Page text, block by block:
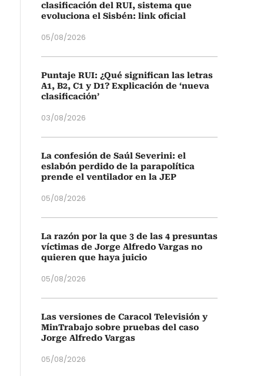
clasificación del RUI, sistema que
evoluciona el Sisbén: link oficial
05/08/2026
Puntaje RUI: ¿Qué significan las letras
A1, B2, C1 y D1? Explicación de ‘nueva
clasificación’
03/08/2026
La confesión de Saúl Severini: el
eslabón perdido de la parapolítica
prende el ventilador en la JEP
05/08/2026
La razón por la que 3 de las 4 presuntas
víctimas de Jorge Alfredo Vargas no
quieren que haya juicio
05/08/2026
Las versiones de Caracol Televisión y
MinTrabajo sobre pruebas del caso
Jorge Alfredo Vargas
05/08/2026